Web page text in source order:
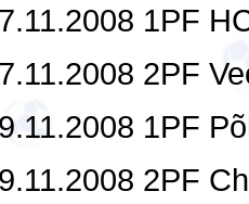
1PF
2PF
1PF
2PF